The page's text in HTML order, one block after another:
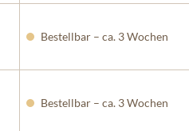
Bestellbar – ca. 3 Wochen
Bestellbar – ca. 3 Wochen